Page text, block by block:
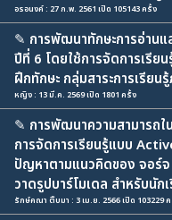
อรอนงค์ : 27 ก.พ. 2561 เปิด 105143 ครั้ง
✎ การพัฒนาทักษะการอ่านแ
ปีที่ 6 โดยใช้การจัดการเรี
ฝึกทักษะ กลุ่มสาระการเรียน
หญิง : 13 มี.ค. 2569 เปิด 1801 ครั้ง
✎ การพัฒนาความสามารถ
การจัดการเรียนรู้แบบ
ปัญหาตามแนวคิดของ จอร์
วาดรูปบาร์โมเดล สำหรับนัก
รักษ์คณา ติ๊บมา : 3 เม.ย. 2566 เปิด 103229